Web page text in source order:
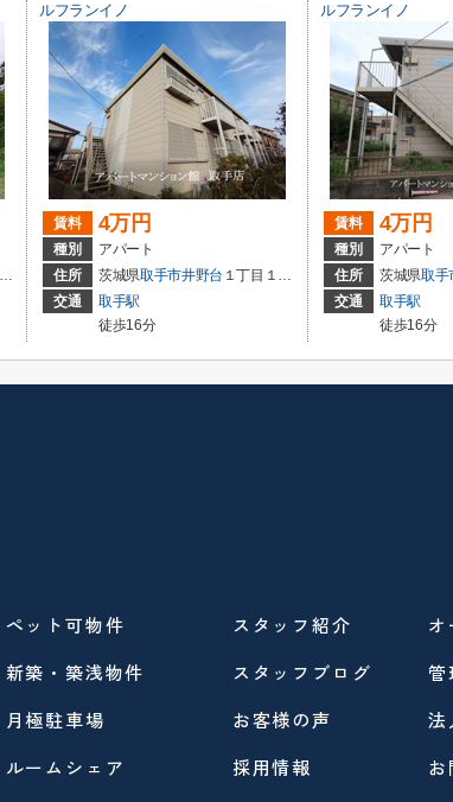
ルフランイノ
賃料 4万円
種別
アパート
住所
茨城県取手市井野台 １丁目１１−２９
交通
取手駅
徒歩16分
ルフランイノ
賃料 4万円
種別
アパート
住所
茨城県取手
交通
取手駅
徒歩16分
ペット可物件
新築・築浅物件
月極駐車場
ルームシェア
スタッフ紹介
スタッフブログ
お客様の声
採用情報
オ
管
法
お